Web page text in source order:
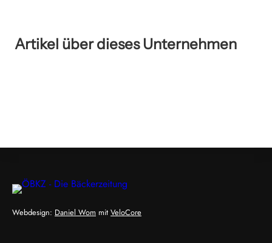
Artikel über dieses Unternehmen
Webdesign: Daniel Wom mit VeloCore